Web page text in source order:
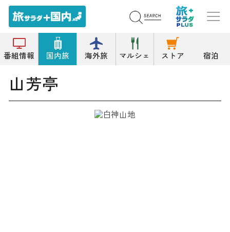
番組情報 国内旅 海外旅 マルシェ ストア 宿泊
トップ 魚料理/海鮮料理
山芳亭